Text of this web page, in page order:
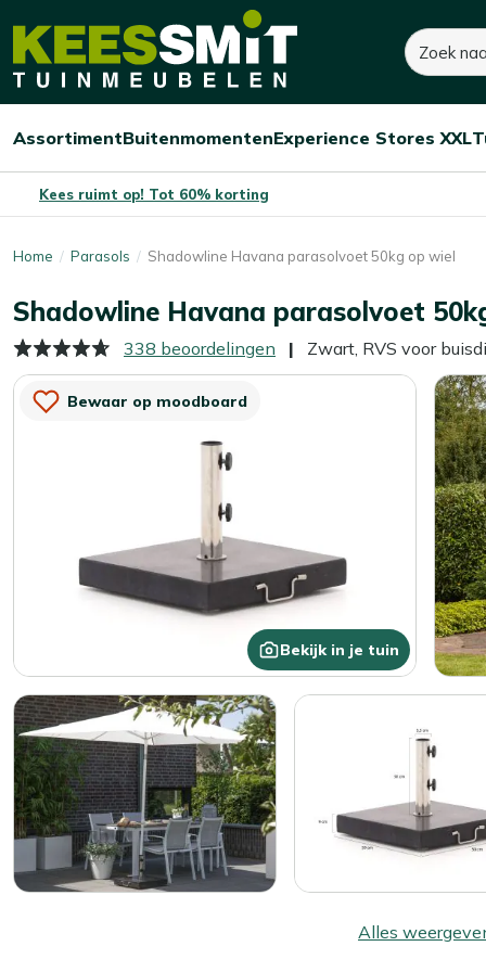
Kees
Tuinmeubelen
Zoeken
Open/sluit
Assortiment
Open/sluit
Buitenmomenten
Open/sluit
Experience Stores XXL
Kees ruimt op! Tot 60% korting
Home Parasols Shadowline Havana parasolvoet 50kg op wiel
Shadowline Havana parasolvoet
Zwart, RVS voor
338 beoordelingen
Bewaar op moodboard
Bekijk in je tuin
Alles
140,-